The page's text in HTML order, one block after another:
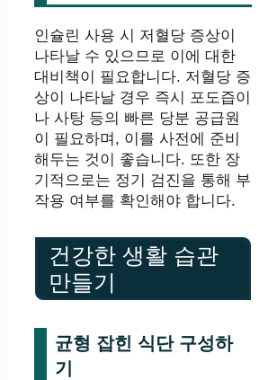
인슐린 사용 시 저혈당 증상이
나타날 수 있으므로 이에 대한
대비책이 필요합니다. 저혈당 증
상이 나타날 경우 즉시 포도즙이
나 사탕 등의 빠른 당분 공급원
이 필요하며, 이를 사전에 준비
해두는 것이 좋습니다. 또한 장
기적으로는 정기 검진을 통해 부
작용 여부를 확인해야 합니다.
건강한 생활 습관
만들기
균형 잡힌 식단 구성하
기